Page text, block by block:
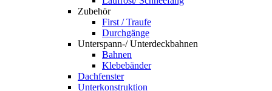
Zubehör
First / Traufe
Durchgänge
Unterspann-/ Unterdeckbahnen
Bahnen
Klebebänder
Dachfenster
Unterkonstruktion